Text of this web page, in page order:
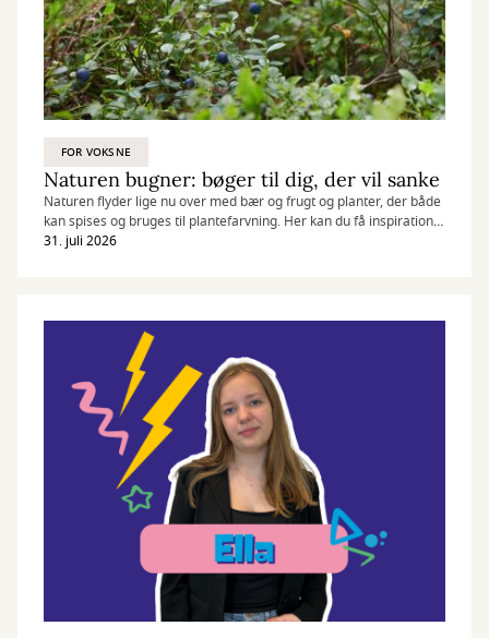
FOR VOKSNE
Naturen bugner: bøger til dig, der vil sanke
Naturen flyder lige nu over med bær og frugt og planter, der både
kan spises og bruges til plantefarvning. Her kan du få inspiration
til, hvad du kan samle i sensommeren.
31. juli 2026